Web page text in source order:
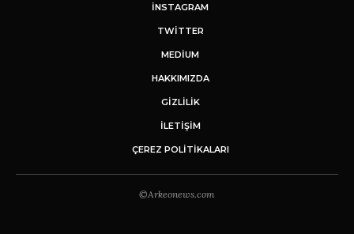
INSTAGRAM
TWITTER
MEDIUM
HAKKIMIZDA
GİZLİLİK
İLETIŞIM
ÇEREZ POLITIKALARI
©Arkeonews.com